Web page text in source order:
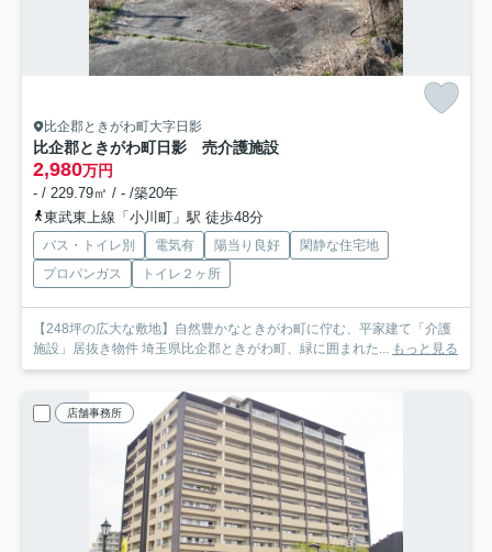
比企郡ときがわ町大字日影
比企郡ときがわ町日影 売介護施設
2,980万円
- / 229.79㎡ / - /築20年
東武東上線「小川町」駅 徒歩48分
バス・トイレ別 電気有 陽当り良好
閑静な住宅地
プロパンガス
トイレ２ヶ所
【248坪の広大な敷地】自然豊かなときがわ町に佇む、平家建て「介護
施設」居抜き物件 埼玉県比企郡ときがわ町、緑に囲まれた... もっと見る
店舗事務所